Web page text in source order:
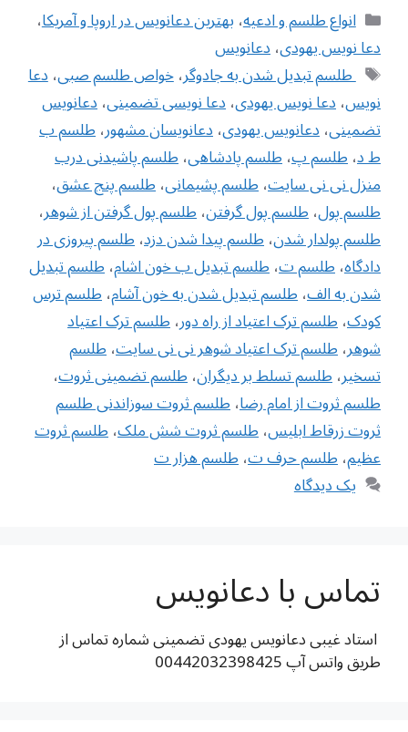
دسته‌ها
انواع طلسم و ادعیه،بهترین دعانویس در اروپا و آمریکا،
دعا نویس یهودی،دعانویس
برچسب‌ها
‌ طلسم تبدیل شدن به جادوگر،خواص طلسم صبی،دعا
نویس،دعا نویس یهودی،دعا نویسی تضمینی،دعانویس
تضمینی،دعانویس یهودی،دعانویسان مشهور،طلسم ب
ط د،طلسم پ،طلسم پادشاهی،طلسم پاشیدنی درب
منزل نی نی سایت،طلسم پشیمانی،طلسم پنج عشق،
طلسم پول،طلسم پول گرفتن،طلسم پول گرفتن از شوهر،
طلسم پولدار شدن،طلسم پیدا شدن دزد،طلسم پیروزی در
دادگاه،طلسم ت،طلسم تبدیل ب خون اشام،طلسم تبدیل
شدن به الف،طلسم تبدیل شدن به خون آشام،طلسم ترس
کودک،طلسم ترک اعتیاد از راه دور،طلسم ترک اعتیاد
شوهر،طلسم ترک اعتیاد شوهر نی نی سایت،طلسم
تسخیر،طلسم تسلط بر دیگران،طلسم تضمینی ثروت،
طلسم ثروت از امام رضا،طلسم ثروت سوزاندنی طلسم
ثروت زرقاط ابلیس،طلسم ثروت شش ملک،طلسم ثروت
عظیم،طلسم حرف ت،طلسم هزار ت
یک دیدگاه
تماس با دعانویس
استاد غیبی دعانویس یهودی تضمینی شماره تماس از
طریق واتس آپ 00442032398425